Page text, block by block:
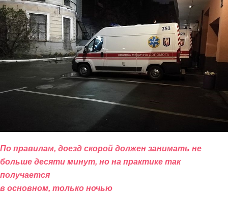
По правилам, доезд скорой должен занимать не
больше десяти минут, но на практике так
получается
в основном, только ночью